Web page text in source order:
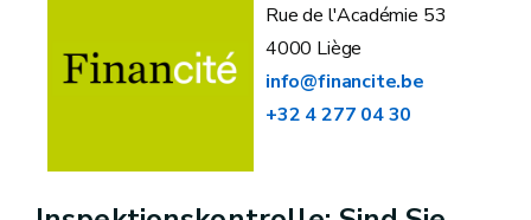
Rue de l'Académie 53
4000 Liège
info@financite.be
+32 4 277 04 30